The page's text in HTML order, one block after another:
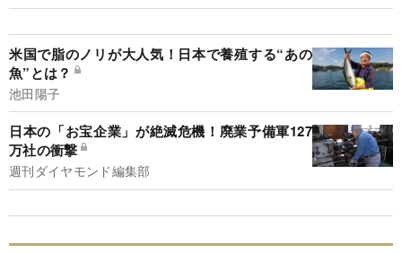
米国で脂のノリが大人気！日本で養殖する“あの
魚”とは？
池田陽子
日本の「お宝企業」が絶滅危機！廃業予備軍127
万社の衝撃
週刊ダイヤモンド編集部